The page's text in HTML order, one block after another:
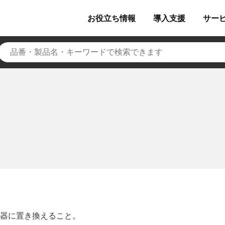
お役立ち情報 導入支援 サー
に置き換えること。